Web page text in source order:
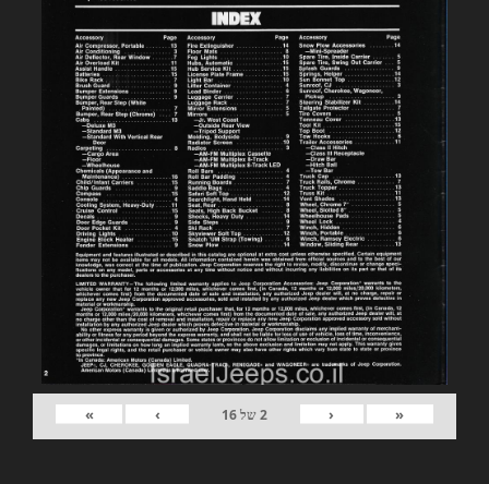
«
‹
2של16
›
»